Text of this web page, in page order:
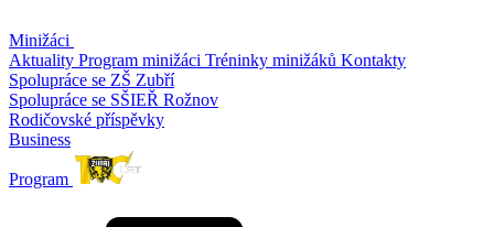
Minižáci
Aktuality Program minižáci Tréninky minižáků Kontakty
Spolupráce se ZŠ Zubří
Spolupráce se SŠIEŘ Rožnov
Rodičovské příspěvky
Business
Program